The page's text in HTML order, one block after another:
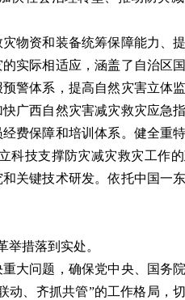
资和装备统筹保障能力、
实际相适应，涵盖了自治区
警体系，提高自然灾害立体
广西自然灾害减灾救灾应急
费保障和培训体系。健全重
科技支撑防灾减灾救灾工作
关键技术研发。依托中国一
措落到实处。
问题，确保党中央、国务
、齐抓共管”的工作格局，